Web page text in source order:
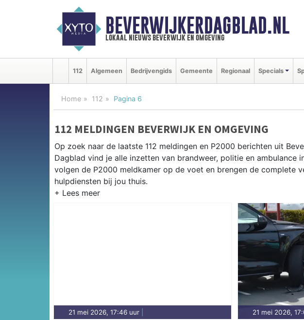
BEVERWIJKERDAGBLAD.NL
lokaal nieuws beverwijk en omgeving
112 Algemeen Bedrijvengids Gemeente Regionaal Specials
Home 112 Pagina 6
112 MELDINGEN BEVERWIJK EN OMGEVING
Op zoek naar de laatste 112 meldingen en P2000 berichten uit
Dagblad vind je alle inzetten van brandweer, politie en ambulance
volgen de P2000 meldkamer op de voet en brengen de complete
hulpdiensten bij jou thuis.
Van incidenten op de A9 en de IJmuiderstraatweg tot meldingen
het Meerplein en de wijken Broekpolder en Rekkershof.
21 mei 2026, 17:46 uur 21 mei 2026,